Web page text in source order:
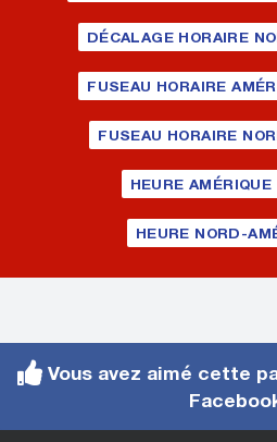
DÉCALAGE HORAIRE
FUSEAU HORAIRE
FUSEAU HORAIRE
HEURE
HEURE NORD-
Vous avez aimé cette